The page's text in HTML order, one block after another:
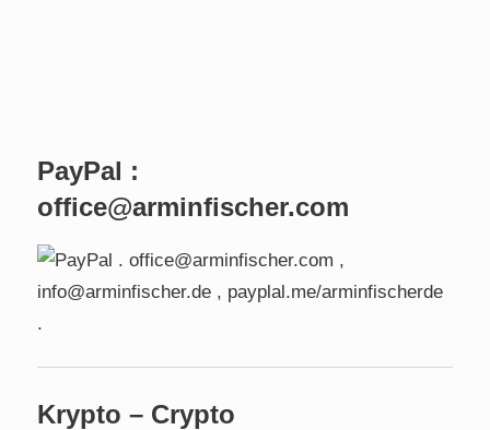
PayPal :
office@arminfischer.com
Krypto – Crypto